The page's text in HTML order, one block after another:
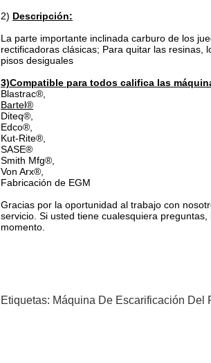
2) Descripción:
La parte importante inclinada carburo de los
rectificadoras clásicas; Para quitar las resinas,
pisos desiguales
3)Compatible para todos califica las
Blastrac®,
Bartel®
Diteq®,
Edco®,
Kut-Rite®,
SASE®
Smith Mfg®,
Von Arx®,
Fabricación de EGM
Gracias por la oportunidad al trabajo con
servicio. Si usted tiene cualesquiera
momento.
Etiquetas: Máquina De Escarificación Del